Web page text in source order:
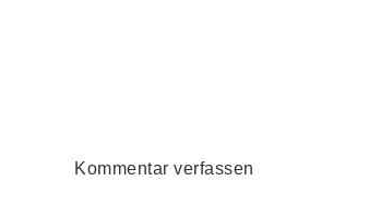
Kommentar verfassen